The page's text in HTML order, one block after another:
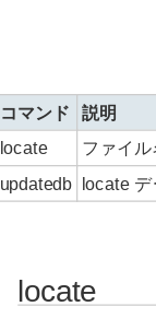
コマンド
説明
locate
ファイ
updatedb locate
locate